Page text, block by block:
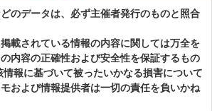
のデータは、必ず主催者発行のものと照合
載されている情報の内容に関しては万全を
内容の正確性および安全性を保証するもの
報に基づいて被ったいかなる損害について
および情報提供者は一切の責任を負いかね